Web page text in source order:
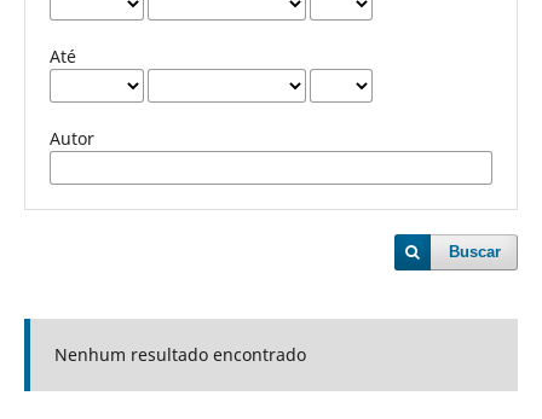
Até
Autor
Buscar
Nenhum resultado encontrado